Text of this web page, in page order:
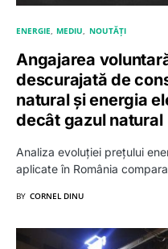
ENERGIE MEDIU NOUTĂȚI
Angajarea
descurajată de
natural și energia
decât gazul natural
Analiza evoluției prețului
aplicate în România
BY CORNEL DINU